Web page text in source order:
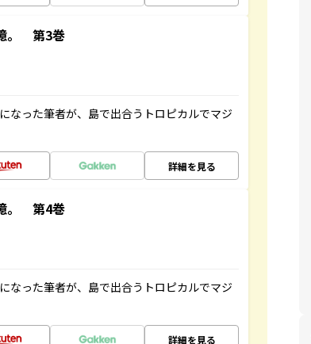
。 第3巻
なった筆者が、島で出合うトロピカルでマジ
詳細を見る
。 第4巻
なった筆者が、島で出合うトロピカルでマジ
詳細を見る